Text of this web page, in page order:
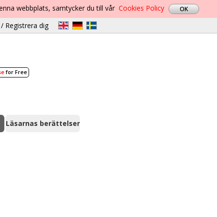
webbplats, samtycker du till vår Cookies Policy
Registrera dig
for Free
Läsarnas berättelser